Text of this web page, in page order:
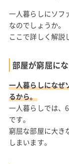
一人暮らしにソフ
なのでしょうか。
ここで詳しく解説
部屋が窮屈に
一人暮らしになぜ
るから。
一人暮らしでは、
です。
窮屈な部屋に大き
しまいます。